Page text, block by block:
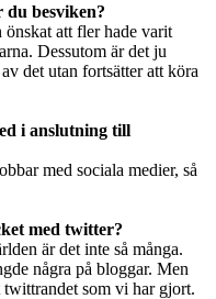
besviken?
önskat att fler hade varit
Dessutom är det ju
det utan fortsätter att köra
i anslutning till
med sociala medier, så
med twitter?
är det inte så många.
några på bloggar. Men
twittrandet som vi har gjort.